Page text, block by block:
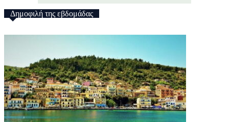
Δημοφιλή της εβδομάδας